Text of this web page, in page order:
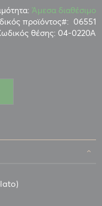
Άμεσα διαθέσιμο
προϊόντος
06551
θέσης: 04-0220Α